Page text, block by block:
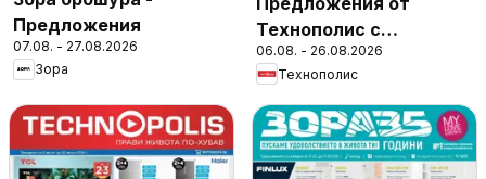
Предложения
07.08. - 27.08.2026
Зора
Технополис с
валидност до
26.08.2026
06.08. - 26.08.2026
Технополис